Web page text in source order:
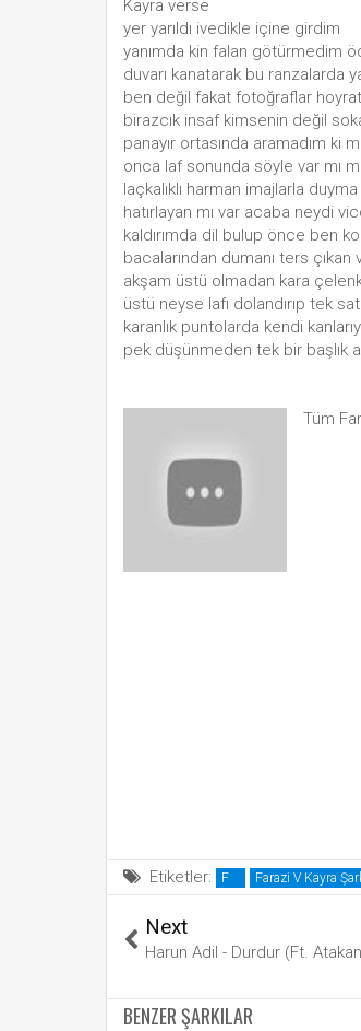
Kayra verse
yer yarıldı ivedikle içine girdim
yanımda kin falan götürmedim
duvarı kanatarak bu ranzalarda
ben değil fakat fotoğraflar hoyrat
birazcık insaf kimsenin değil
panayır ortasında aramadım ki
onca laf sonunda söyle var mı
laçkalıklı harman imajlarla
hatırlayan mı var acaba neydi
kaldırımda dil bulup önce ben
bacalarından dumanı ters çıkan
akşam üstü olmadan kara çelenk
üstü neyse lafı dolandırıp tek
karanlık puntolarda kendi
pek düşünmeden tek bir başlık
Tüm
Etiketler: F Farazi V Kayra
Next
Harun Adil - Durdur (Ft.
BENZER ŞARKILAR